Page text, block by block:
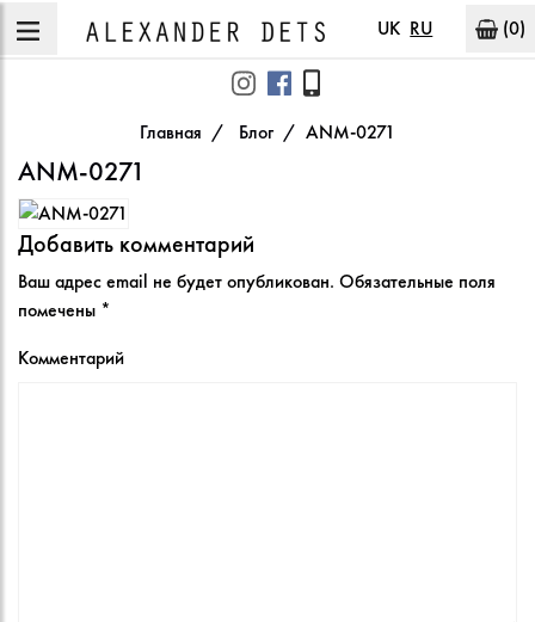
UK RU (0)
Главная Блог ANM-0271
ANM-0271
Добавить комментарий
Ваш адрес email не будет опубликован. Обязательные поля
помечены *
Комментарий